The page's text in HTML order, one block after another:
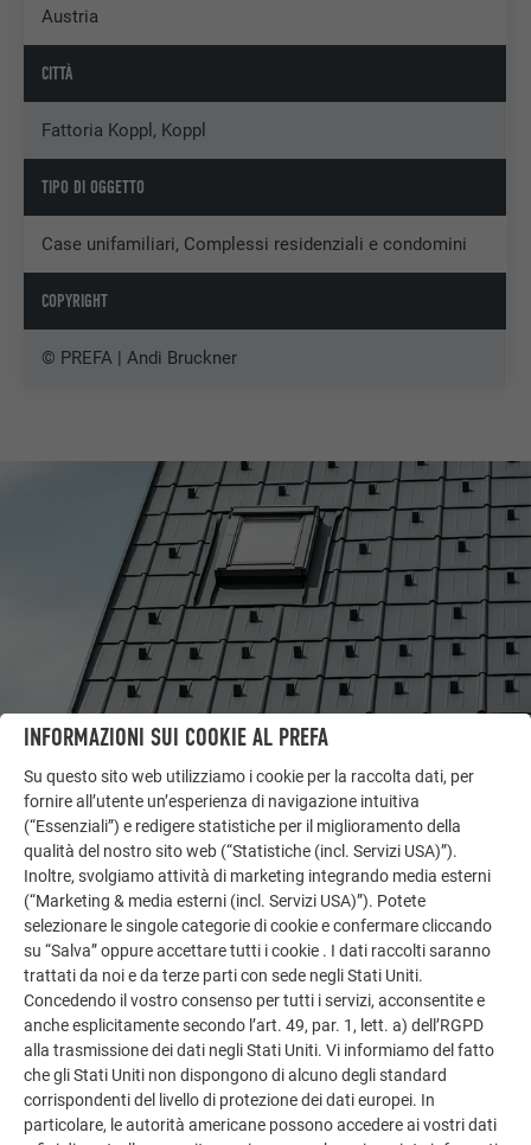
Austria
CITTÀ
Fattoria Koppl, Koppl
TIPO DI OGGETTO
Case unifamiliari, Complessi residenziali e condomini
COPYRIGHT
© PREFA | Andi Bruckner
LASCIATI ISPIRARE
ALTRI OGGETTI
La galleria di riferimento PREFA mostra la versatilità
dell’alluminio. Scoprite altri progetti straordinari con le
soluzioni in alluminio durevoli di PREFA per tetti,
impianti solari e facciate.
GUARDA ALTRE REFERENZE
INFORMAZIONI SUI COOKIE AL PREFA
Su questo sito web utilizziamo i cookie per la raccolta dati, per
fornire all’utente un’esperienza di navigazione intuitiva
(“Essenziali”) e redigere statistiche per il miglioramento della
qualità del nostro sito web (“Statistiche (incl. Servizi USA)”).
Inoltre, svolgiamo attività di marketing integrando media esterni
(“Marketing & media esterni (incl. Servizi USA)”). Potete
selezionare le singole categorie di cookie e confermare cliccando
su “Salva” oppure accettare tutti i cookie . I dati raccolti saranno
trattati da noi e da terze parti con sede negli Stati Uniti.
Concedendo il vostro consenso per tutti i servizi, acconsentite e
anche esplicitamente secondo l’art. 49, par. 1, lett. a) dell’RGPD
alla trasmissione dei dati negli Stati Uniti. Vi informiamo del fatto
che gli Stati Uniti non dispongono di alcuno degli standard
corrispondenti del livello di protezione dei dati europei. In
particolare, le autorità americane possono accedere ai vostri dati